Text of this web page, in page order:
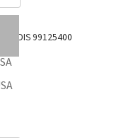
Attacco palo doppio GARDEN 453 NERO – DIS 99125400